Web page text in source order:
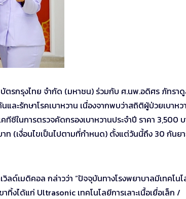
รกรุงไทย จำกัด (มหาชน) ร่วมกับ ศ.นพ.อดิศร ภัทรา
ละรักษาโรคเบาหวาน เนื่องจากพบว่าสถิติผู้ป่วยเบาหว
ซีในการตรวจคัดกรองเบาหวานประจำปี ราคา 3,500
(เงื่อนไขเป็นไปตามที่กำหนด) ตั้งแต่วันนี้ถึง 30 กันย
ด์เมดิคอล กล่าวว่า “ปัจจุบันทางโรงพยาบาลมีเทคโน
งได้แก่ Ultrasonic เทคโนโลยีการเลาะเนื้อเยื่อเล็ก /